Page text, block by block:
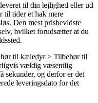
til din lejlighed eller ud
til tider et hak mere
Den mest prisbevidste
hvilket forudsætter at du
til kæledyr > Tilbehør til
vældig væsentlig
sekunder, og derfor er det
leveringsdato for det